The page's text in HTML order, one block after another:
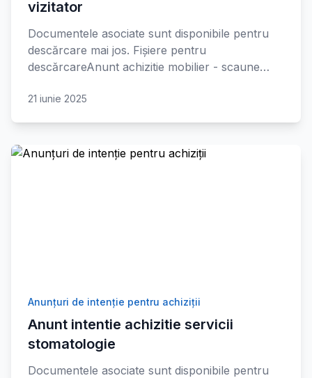
vizitator
Documentele asociate sunt disponibile pentru
descărcare mai jos. Fișiere pentru
descărcareAnunt achizitie mobilier - scaune…
21 iunie 2025
Anunțuri de intenție pentru achiziții
Anunt intentie achizitie servicii
stomatologie
Documentele asociate sunt disponibile pentru